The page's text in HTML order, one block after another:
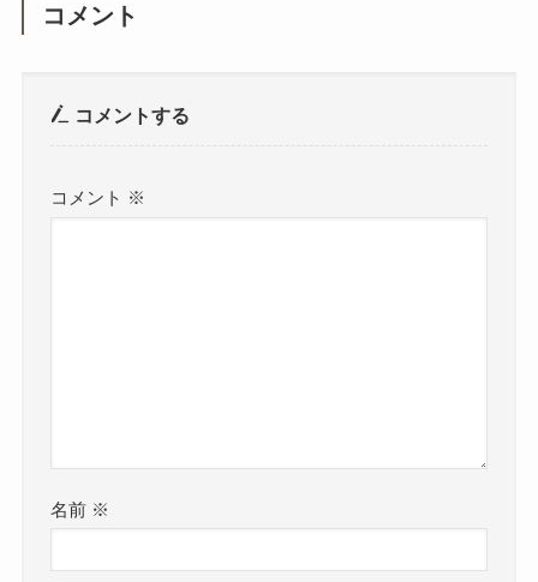
コメント
コメントする
コメント ※
名前 ※